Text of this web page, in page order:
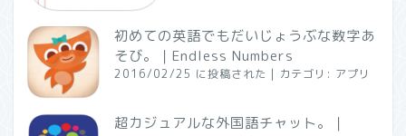
初めての英語でもだいじょうぶな数字あ
そび。｜Endless Numbers
2016/02/25 に投稿された | カテゴリ: アプリ
超カジュアルな外国語チャット。｜